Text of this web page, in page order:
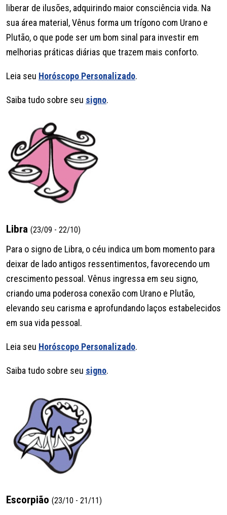
liberar de ilusões, adquirindo maior consciência vida. Na
sua área material, Vênus forma um trígono com Urano e
Plutão, o que pode ser um bom sinal para investir em
melhorias práticas diárias que trazem mais conforto.
Leia seu Horóscopo Personalizado.
Saiba tudo sobre seu signo.
Libra (23/09 - 22/10)
Para o signo de Libra, o céu indica um bom momento para
deixar de lado antigos ressentimentos, favorecendo um
crescimento pessoal. Vênus ingressa em seu signo,
criando uma poderosa conexão com Urano e Plutão,
elevando seu carisma e aprofundando laços estabelecidos
em sua vida pessoal.
Leia seu Horóscopo Personalizado.
Saiba tudo sobre seu signo.
Escorpião (23/10 - 21/11)